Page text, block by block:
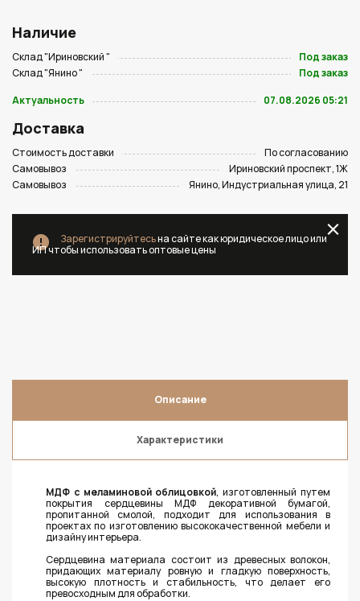
Наличие
Склад "Ириновский "
Под заказ
Склад "Янино "
Под заказ
Актуальность
07.08.2026 05:21
Доставка
Стоимость доставки
По согласованию
Самовывоз
Ириновский проспект, 1Ж
Самовывоз
Янино, Индустриальная улица, 21
Зарегистрируйтесьна сайте как юридическое лицо или
ИП чтобы использовать оптовые цены
Описание
Характеристики
МДФ с меламиновой облицовкой, изготовленный путем
покрытия сердцевины МДФ декоративной бумагой,
пропитанной смолой, подходит для использования в
проектах по изготовлению высококачественной мебели и
дизайну интерьера.
Сердцевина материала состоит из древесных волокон,
придающих материалу ровную и гладкую поверхность,
высокую плотность и стабильность, что делает его
превосходным для обработки.